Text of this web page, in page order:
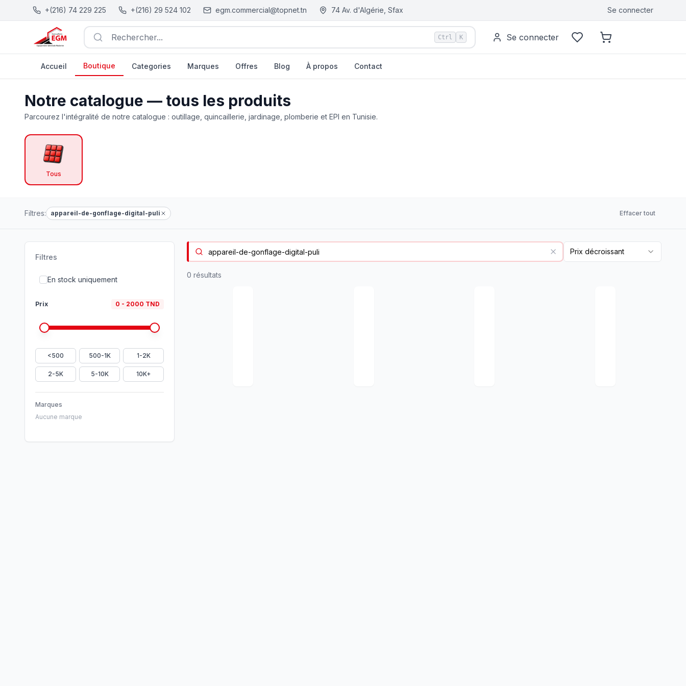
+(216) 74 229 225 +(216) 29 524 102 egm.commercial@topnet.tn 74 Av. d'Algérie, Sfax Se connecter
Rechercher... Ctrl K Se connecter
Accueil Boutique Categories Marques Offres Blog À propos Contact
Notre catalogue — tous les produits
Parcourez l'intégralité de notre catalogue : outillage, quincaillerie, jardinage, plomberie et EPI en Tunisie.
Tous
Filtres: appareil-de-gonflage-digital-puli Effacer tout
Filtres
En stock uniquement
Prix 0 - 2000 TND
<500 500-1K 1-2K
2-5K 5-10K 10K+
Marques
Aucune marque
Prix décroissant
0 résultats